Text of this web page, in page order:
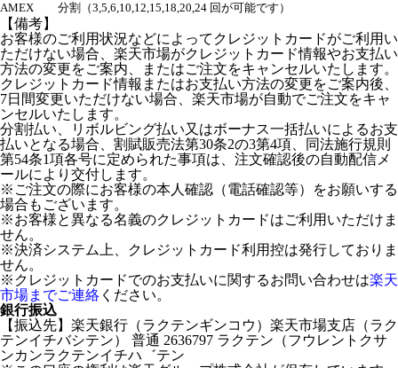
AMEX
分割（3,5,6,10,12,15,18,20,24 回が可能です）
【備考】
お客様のご利用状況などによってクレジットカードがご利用い
ただけない場合、楽天市場がクレジットカード情報やお支払い
方法の変更をご案内、またはご注文をキャンセルいたします。
クレジットカード情報またはお支払い方法の変更をご案内後、
7日間変更いただけない場合、楽天市場が自動でご注文をキャ
ンセルいたします。
分割払い、リボルビング払い又はボーナス一括払いによるお支
払いとなる場合、割賦販売法第30条2の3第4項、同法施行規則
第54条1項各号に定められた事項は、注文確認後の自動配信メ
ールにより交付します。
※ご注文の際にお客様の本人確認（電話確認等）をお願いする
場合もございます。
※お客様と異なる名義のクレジットカードはご利用いただけま
せん。
※決済システム上、クレジットカード利用控は発行しておりま
せん。
※クレジットカードでのお支払いに関するお問い合わせは楽天
市場までご連絡 ください。
銀行振込
【振込先】楽天銀行（ラクテンギンコウ）楽天市場支店（ラク
テンイチバシテン） 普通 2636797 ラクテン（フウレントクサ
ンカンラクテンイチハ゛テン